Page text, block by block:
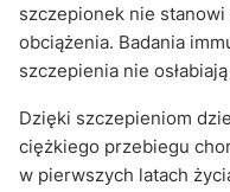
szczepionek nie
obciążenia. Badania
szczepienia nie
Dzięki szczepieniom
ciężkiego przebiegu
w pierwszych latach